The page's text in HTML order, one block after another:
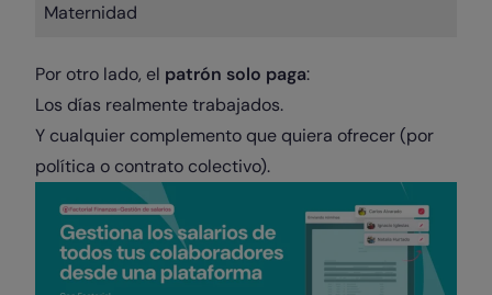
Maternidad
Por otro lado, el patrón solo paga:
Los días realmente trabajados.
Y cualquier complemento que quiera ofrecer (por
política o contrato colectivo).